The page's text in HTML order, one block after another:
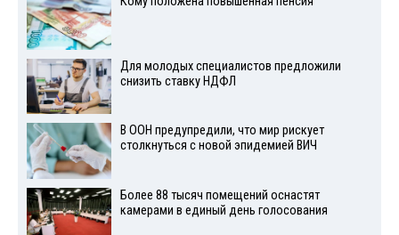
Для молодых специалистов предложили
снизить ставку НДФЛ
В ООН предупредили, что мир рискует
столкнуться с новой эпидемией ВИЧ
Более 88 тысяч помещений оснастят
камерами в единый день голосования